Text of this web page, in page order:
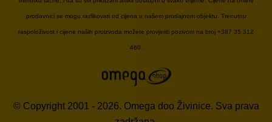
prodavnici se mogu razlikovati od cijena u našem prodajnom objektu. Trenutnu
raspoloživost i cijene naših proizvoda možete provjeriti pozivom na broj +387 35 312
460.
© Copyright 2001 - 2026. Omega doo Živinice. Sva prava